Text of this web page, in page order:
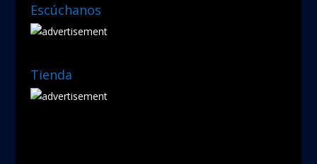
Escúchanos
Tienda